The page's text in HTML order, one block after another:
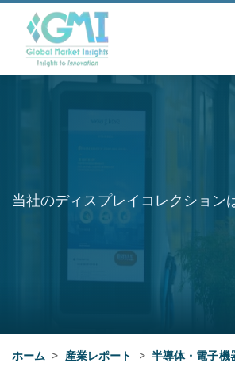
当社のディスプレイコレクション
ホーム > 産業レポート > 半導体・電子機